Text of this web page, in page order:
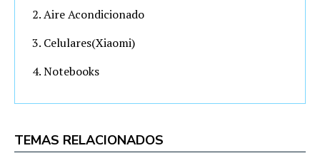
Aire Acondicionado
Celulares(Xiaomi)
Notebooks
TEMAS RELACIONADOS